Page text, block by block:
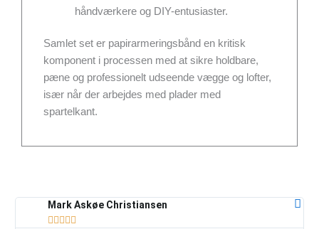
håndværkere og DIY-entusiaster.
Samlet set er papirarmeringsbånd en kritisk
komponent i processen med at sikre holdbare,
pæne og professionelt udseende vægge og lofter,
især når der arbejdes med plader med
spartelkant.
Mark Askøe Christiansen
    